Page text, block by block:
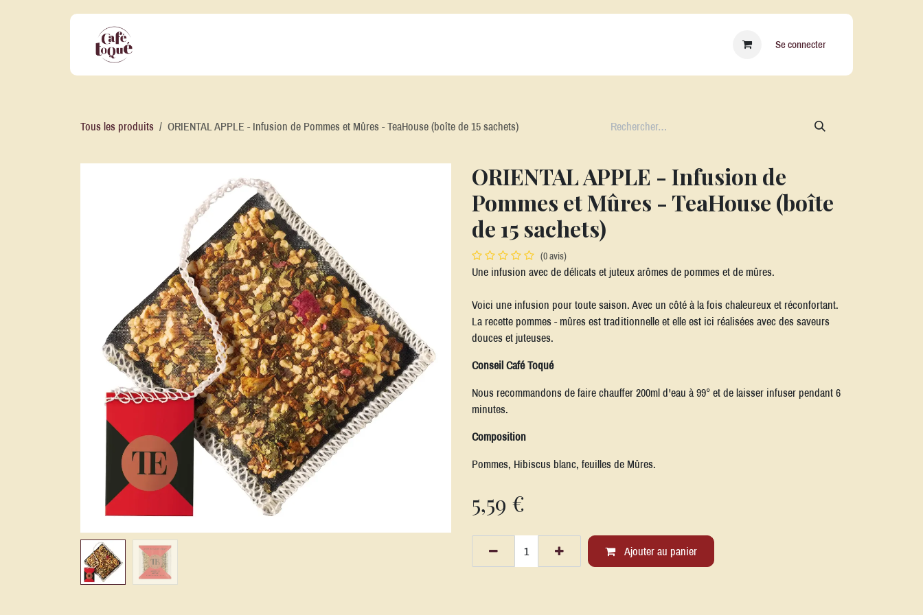
Qui sommes nous ? Se connecter
Tous les produits ORIENTAL APPLE - Infusion de Pommes et Mûres - TeaHouse (boîte de 15 sachets)
ORIENTAL APPLE - Infusion de
Pommes et Mûres - TeaHouse (boîte
de 15 sachets)
(0 avis)
Une infusion avec de délicats et juteux arômes de pommes et de mûres.
Voici une infusion pour toute saison. Avec un côté à la fois chaleureux et réconfortant.
La recette pommes - mûres est traditionnelle et elle est ici réalisées avec des saveurs
douces et juteuses.
Conseil Café Toqué
Nous recommandons de faire chauffer 200ml d'eau à 99° et de laisser infuser pendant 6
minutes.
Composition
Pommes, Hibiscus blanc, feuilles de Mûres.
5,59 €
Ajouter au panier